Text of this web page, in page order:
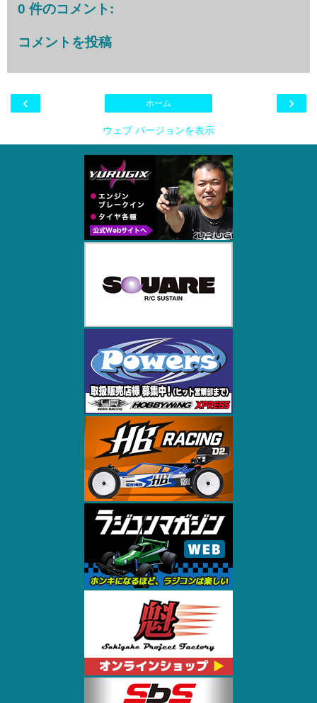
0 件のコメント:
コメントを投稿
‹ ›
ホーム
ウェブ バージョンを表示